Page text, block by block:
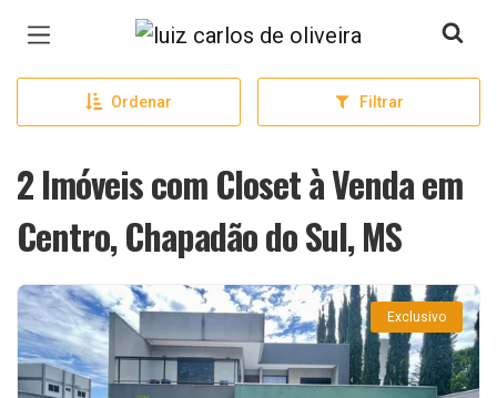
Página inicial
Ordenar Filtrar
2 Imóveis com Closet à Venda em
Centro, Chapadão do Sul, MS
Exclusivo